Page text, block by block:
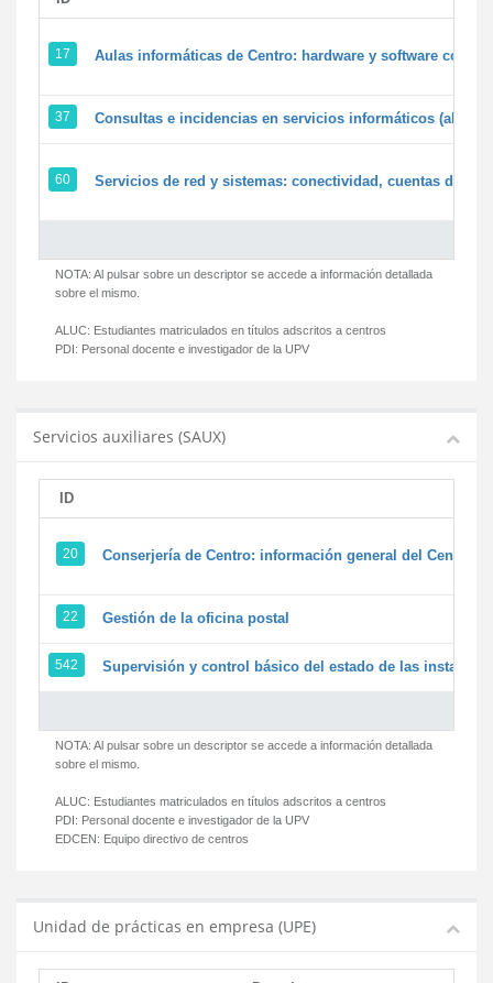
17 Aulas informáticas de Centro: hardware y software
37 Consultas e incidencias en servicios informáticos
60 Servicios de red y sistemas: conectividad, cuentas de
NOTA: Al pulsar sobre un descriptor se accede a información detallada
sobre el mismo.
ALUC: Estudiantes matriculados en títulos adscritos a centros
PDI: Personal docente e investigador de la UPV
Servicios auxiliares (SAUX)
ID
20 Conserjería de Centro: información general del Centro y
22 Gestión de la oficina postal
542 Supervisión y control básico del estado de las
NOTA: Al pulsar sobre un descriptor se accede a información detallada
sobre el mismo.
ALUC: Estudiantes matriculados en títulos adscritos a centros
PDI: Personal docente e investigador de la UPV
EDCEN: Equipo directivo de centros
Unidad de prácticas en empresa (UPE)